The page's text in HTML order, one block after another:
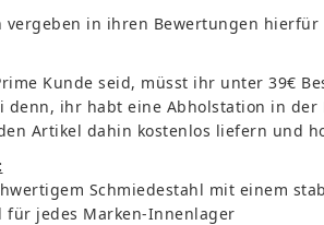
vergeben in ihren Bewertungen
Kunde seid, müsst ihr unter 39€
denn, ihr habt eine Abholstation in der
Artikel dahin kostenlos liefern und
Schmiedestahl mit einem
für jedes Marken-Innenlager